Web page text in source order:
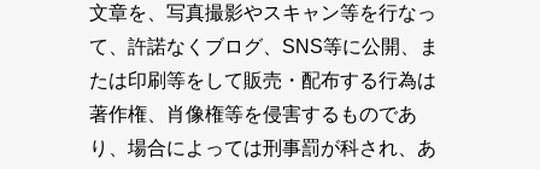
文章を、写真撮影やスキャン等を行なっ
て、許諾なくブログ、SNS等に公開、ま
たは印刷等をして販売・配布する行為は
著作権、肖像権等を侵害するものであ
り、場合によっては刑事罰が科され、あ